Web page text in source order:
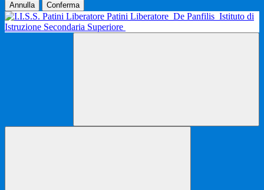
Annulla Conferma
Patini Liberatore De Panfilis Istituto di
Istruzione Secondaria Superiore